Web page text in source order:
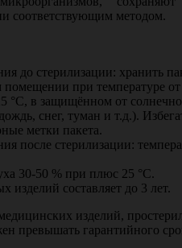
соответствующим методом.
до стерилизации: хранить
помещении при температуре
в защищённом от
снег, туман и т.д.).
метки пакета.
после стерилизации:
30-50 % при плюс 25 °С.
изделий составляет до 3 лет.
изделий,
превышать гарантийного